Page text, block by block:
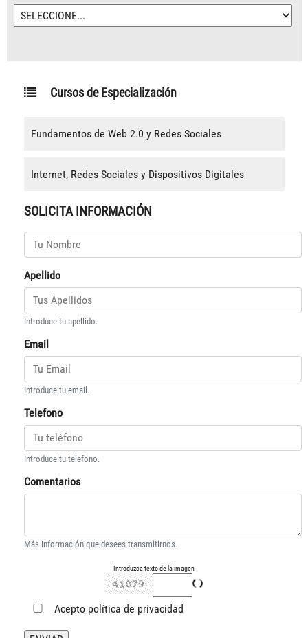
Cursos de Especialización
Fundamentos de Web 2.0 y Redes Sociales
Internet, Redes Sociales y Dispositivos Digitales
SOLICITA INFORMACIÓN
Apellido
Introduce tu apellido.
Email
Introduce tu email.
Telefono
Introduce tu telefono.
Comentarios
Más información que desees transmitirnos.
Introduzca texto de la imagen
Acepto política de privacidad